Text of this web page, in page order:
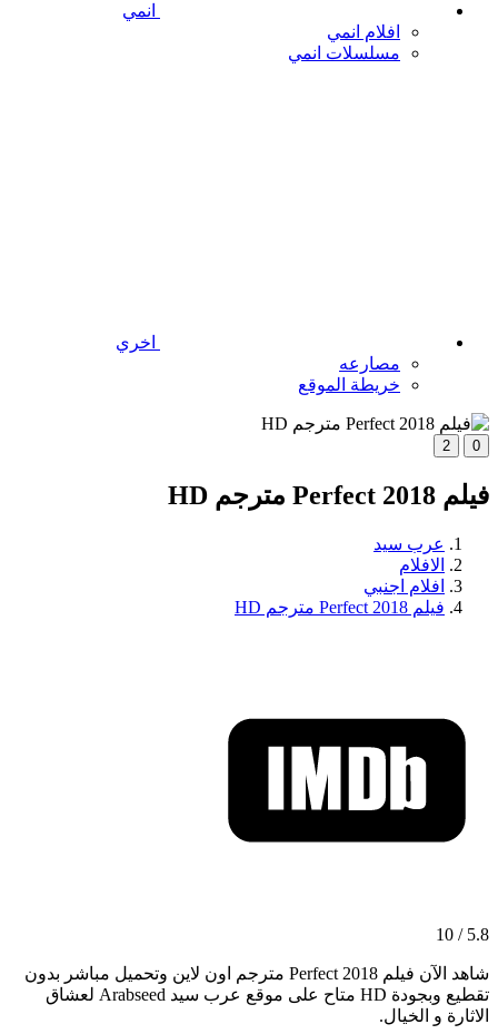
انمي
افلام انمي
مسلسلات انمي
اخري
مصارعه
خريطة الموقع
0
2
فيلم Perfect 2018 مترجم HD
عرب سيد
الافلام
افلام اجنبي
فيلم Perfect 2018 مترجم HD
5.8 / 10
شاهد الآن فيلم Perfect 2018 مترجم اون لاين وتحميل مباشر بدون
تقطيع وبجودة HD متاح على موقع عرب سيد Arabseed لعشاق
الاثارة و الخيال.